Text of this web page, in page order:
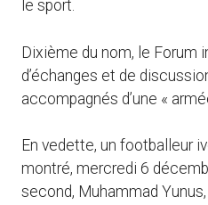
le sport.
Dixième du nom, le Forum
d’échanges et de
accompagnés d’une «
En vedette, un footballeur
montré, mercredi 6
second, Muhammad